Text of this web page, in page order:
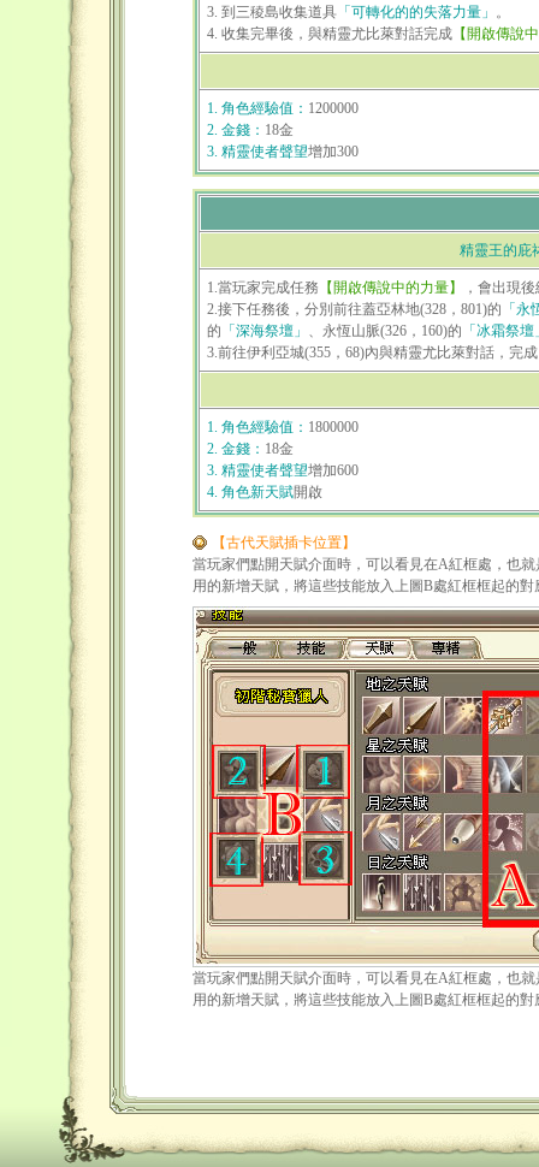
3. 到三稜島收集道具 「可轉化的的失落力量」 。
4. 收集完畢後，與精靈尤比萊對話完成 【開啟傳說
1. 角色經驗值： 1200000
2. 金錢： 18金
3. 精靈使者聲望增加300
精靈王的庇
1.當玩家完成任務 【開啟傳說中的力量】
，會出現
2.接下任務後，分別前往蓋亞林地(328，801)的 「
的 「深海祭壇」 、永恆山脈(326，160)的 「冰霜祭壇
3.前往伊利亞城(355，68)內與精靈尤比萊對話，完成
1. 角色經驗值： 1800000
2. 金錢： 18金
3. 精靈使者聲望增加600
4. 角色新天賦開啟
【古代天賦插卡位置】
當玩家們點開天賦介面時，可以看見在A紅框處，也
用的新增天賦，將這些技能放入上圖B處紅框框起的對
當玩家們點開天賦介面時，可以看見在A紅框處，也
用的新增天賦，將這些技能放入上圖B處紅框框起的對